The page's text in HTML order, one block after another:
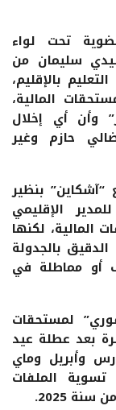
تحت لواء
سليمان من
بالإقليم،
المالية،
وأن أي إخلال
حازم وغير
بنظير
الإقليمي
المالية، لكنها
بالجدولة
أو مماطلة في
لمستحقات
بعد عطلة عيد
وأبريل وماي
الملفات
2025.